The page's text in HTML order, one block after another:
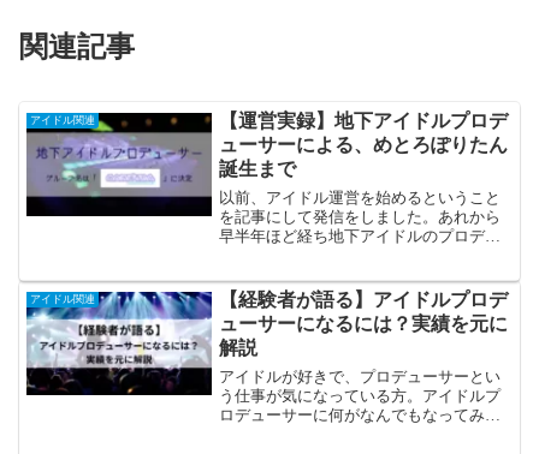
関連記事
アイドル関連
【運営実録】地下アイドルプロデ
ューサーによる、めとろぽりたん
誕生まで
以前、アイドル運営を始めるということ
を記事にして発信をしました。あれから
早半年ほど経ち地下アイドルのプロデュ
イドル運営を始めてみたい人、アイドル
が好きな人、私のプロデュースするアイ
ドルが気になる人はぜひご一読いただけ
ると幸いです！
アイドル関連
【経験者が語る】アイドルプロデ
ューサーになるには？実績を元に
解説
アイドルが好きで、プロデューサーとい
う仕事が気になっている方。アイドルプ
ロデューサーに何がなんでもなってみた